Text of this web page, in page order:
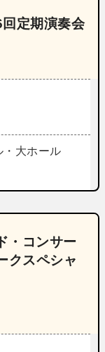
定期演奏会
・大ホール
・コンサー
クスペシャ